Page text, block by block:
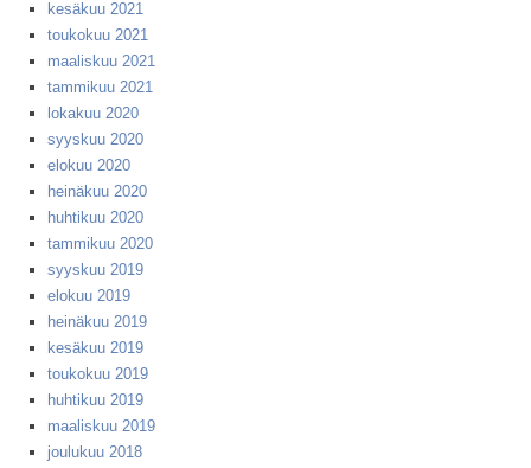
kesäkuu 2021
toukokuu 2021
maaliskuu 2021
tammikuu 2021
lokakuu 2020
syyskuu 2020
elokuu 2020
heinäkuu 2020
huhtikuu 2020
tammikuu 2020
syyskuu 2019
elokuu 2019
heinäkuu 2019
kesäkuu 2019
toukokuu 2019
huhtikuu 2019
maaliskuu 2019
joulukuu 2018